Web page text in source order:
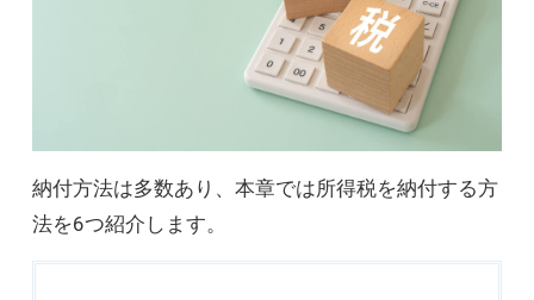
納付方法は多数あり、本章では所得税を納付する方
法を6つ紹介します。